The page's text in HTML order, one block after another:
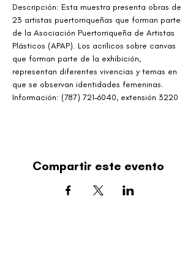
Descripción: Esta muestra presenta obras de
23 artistas puertorriqueñas que forman parte
de la Asociación Puertorriqueña de Artistas
Plásticos (APAP). Los acrílicos sobre canvas
que forman parte de la exhibición,
representan diferentes vivencias y temas en
que se observan identidades femeninas.
Información: (787) 721–6040, extensión 3220
Compartir este evento